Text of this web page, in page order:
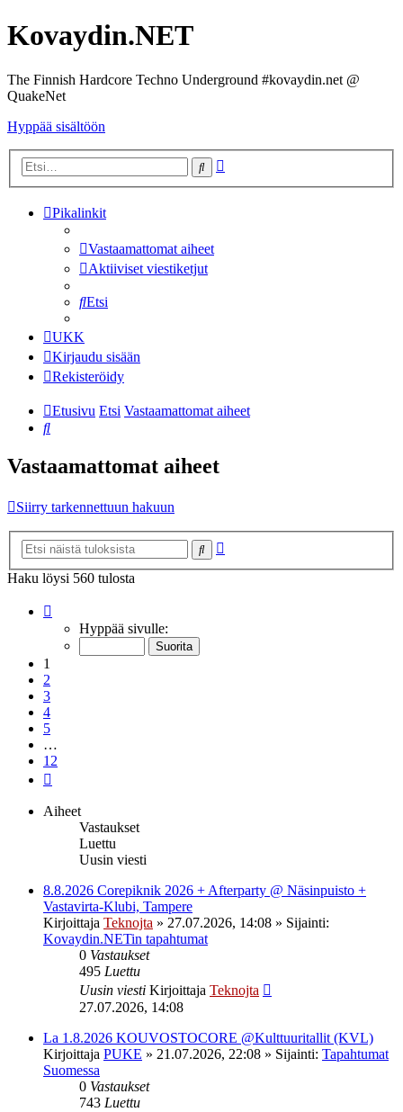
Kovaydin.NET
The Finnish Hardcore Techno Underground #kovaydin.net @
QuakeNet
Hyppää sisältöön
Etsi
Pikalinkit
Vastaamattomat aiheet
Aktiiviset viestiketjut
Etsi
UKK
Kirjaudu sisään
Rekisteröidy
Etusivu Etsi Vastaamattomat aiheet
Etsi
Vastaamattomat aiheet
Siirry tarkennettuun hakuun
Etsi
Haku löysi 560 tulosta
12 Hyppää sivulle:
1
2
3
4
5
…
12
Aiheet
Vastaukset
Luettu
Uusin viesti
8.8.2026 Corepiknik 2026 + Afterparty @ Näsinpuisto +
Vastavirta-Klubi, Tampere
Kirjoittaja Teknojta » 27.07.2026, 14:08 » Sijainti:
Kovaydin.NETin tapahtumat
0 Vastaukset
495 Luettu
Uusin viesti Kirjoittaja Teknojta
27.07.2026, 14:08
La 1.8.2026 KOUVOSTOCORE @Kulttuuritallit (KVL)
Kirjoittaja PUKE » 21.07.2026, 22:08 » Sijainti: Tapahtumat
Suomessa
0 Vastaukset
743 Luettu